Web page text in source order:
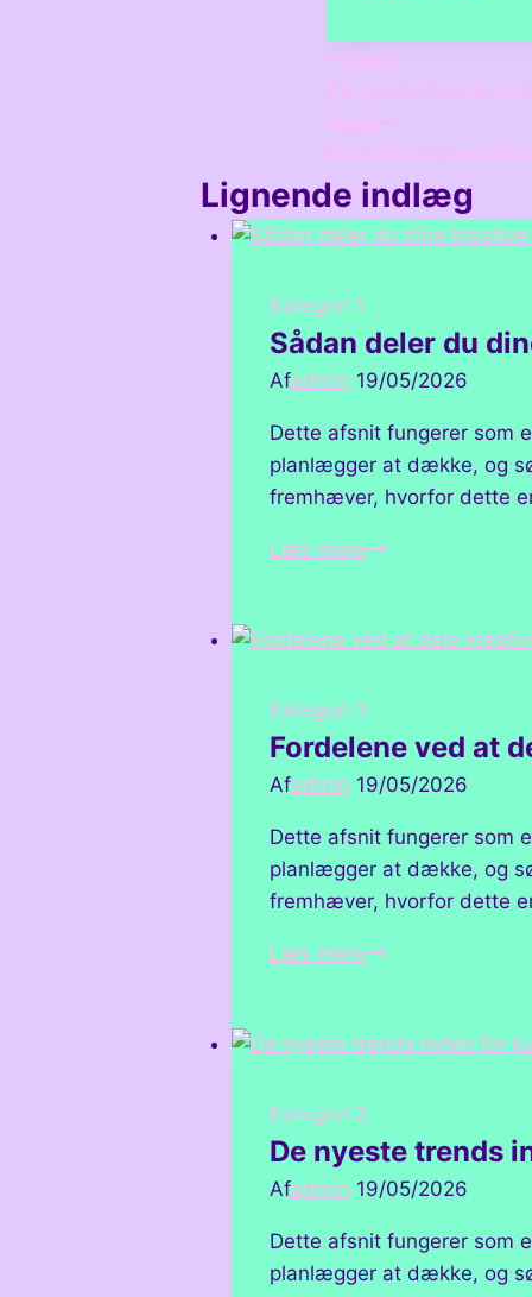
Forrige
De nyeste trends
Næste
Portræt af
Lignende indlæg
Kategori 1
Sådan deler du
Afadmin 19/05/2026
Dette afsnit fungerer som
planlægger at dække, og
fremhæver, hvorfor dette
Læs mereSådan
dine
mesterværker
Kategori 3
Fordelene ved at
Afadmin 19/05/2026
Dette afsnit fungerer som
planlægger at dække, og
fremhæver, hvorfor dette
Læs mereFordelene
dele
arbejde
online
Kategori 2
De nyeste trends
Afadmin 19/05/2026
Dette afsnit fungerer som
planlægger at dække, og